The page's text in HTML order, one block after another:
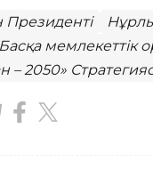
Президенті
Басқа мемлекеттік
– 2050»